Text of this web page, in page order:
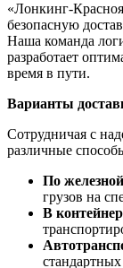
«Лонкинг-
безопасную
Наша команда
разработает
время в пути.
Варианты
Сотрудничая с
различные
По
грузов на
В